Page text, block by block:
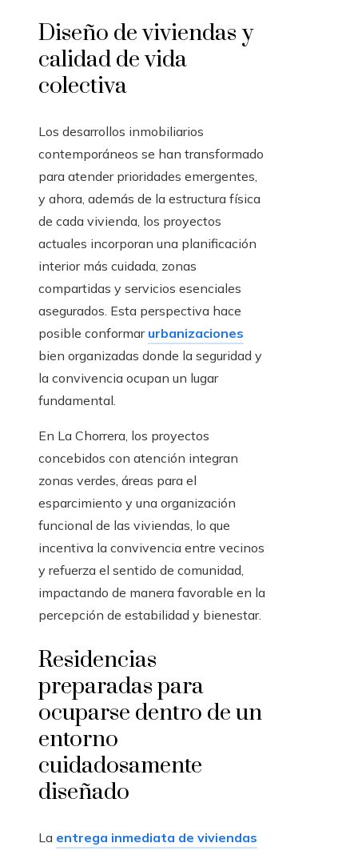
Diseño de viviendas y
calidad de vida
colectiva
Los desarrollos inmobiliarios
contemporáneos se han transformado
para atender prioridades emergentes,
y ahora, además de la estructura física
de cada vivienda, los proyectos
actuales incorporan una planificación
interior más cuidada, zonas
compartidas y servicios esenciales
asegurados. Esta perspectiva hace
posible conformar urbanizaciones
bien organizadas donde la seguridad y
la convivencia ocupan un lugar
fundamental.
En La Chorrera, los proyectos
concebidos con atención integran
zonas verdes, áreas para el
esparcimiento y una organización
funcional de las viviendas, lo que
incentiva la convivencia entre vecinos
y refuerza el sentido de comunidad,
impactando de manera favorable en la
percepción de estabilidad y bienestar.
Residencias
preparadas para
ocuparse dentro de un
entorno
cuidadosamente
diseñado
La entrega inmediata de viviendas